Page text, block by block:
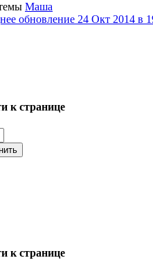
Маша
обновление 24 Окт 2014 в
к странице
к странице